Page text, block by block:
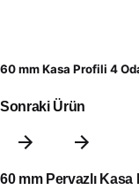
60 mm Kasa Profili 4
Sonraki Ürün
60 mm Pervazlı Kasa